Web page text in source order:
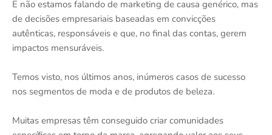
E não estamos falando de marketing de causa genérico, mas
de decisões empresariais baseadas em convicções
autênticas, responsáveis e que, no final das contas, gerem
impactos mensuráveis.
Temos visto, nos últimos anos, inúmeros casos de sucesso
nos segmentos de moda e de produtos de beleza.
Muitas empresas têm conseguido criar comunidades